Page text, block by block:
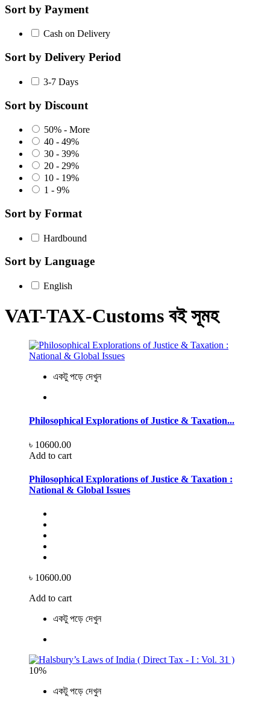
Sort by Payment
Cash on Delivery
Sort by Delivery Period
3-7 Days
Sort by Discount
50% - More
40 - 49%
30 - 39%
20 - 29%
10 - 19%
1 - 9%
Sort by Format
Hardbound
Sort by Language
English
VAT-TAX-Customs বই সূমহ
একটু পড়ে দেখুন
Philosophical Explorations of Justice & Taxation...
৳ 10600.00
Add to cart
Philosophical Explorations of Justice & Taxation :
National & Global Issues
৳ 10600.00
Add to cart
একটু পড়ে দেখুন
10%
একটু পড়ে দেখুন